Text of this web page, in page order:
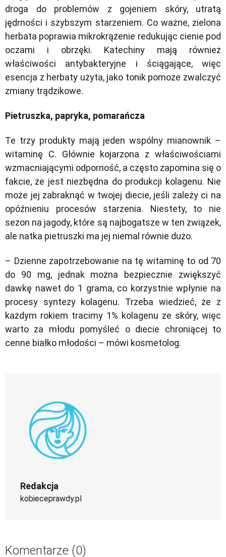
droga do problemów z gojeniem skóry, utratą
jędrności i szybszym starzeniem. Co ważne, zielona
herbata poprawia mikrokrążenie redukując cienie pod
oczami i obrzęki. Katechiny mają również
właściwości antybakteryjne i ściągające, więc
esencja z herbaty użyta, jako tonik pomoże zwalczyć
zmiany trądzikowe.
Pietruszka, papryka, pomarańcza
Te trzy produkty mają jeden wspólny mianownik –
witaminę C. Głównie kojarzona z właściwościami
wzmacniającymi odporność, a często zapomina się o
fakcie, że jest niezbędna do produkcji kolagenu. Nie
może jej zabraknąć w twojej diecie, jeśli zależy ci na
opóźnieniu procesów starzenia. Niestety, to nie
sezon na jagody, które są najbogatsze w ten związek,
ale natka pietruszki ma jej niemal równie dużo.
– Dzienne zapotrzebowanie na tę witaminę to od 70
do 90 mg, jednak można bezpiecznie zwiększyć
dawkę nawet do 1 grama, co korzystnie wpłynie na
procesy syntezy kolagenu. Trzeba wiedzieć, że z
każdym rokiem tracimy 1% kolagenu ze skóry, więc
warto za młodu pomyśleć o diecie chroniącej to
cenne białko młodości – mówi kosmetolog.
Redakcja
kobieceprawdy.pl
Komentarze (0)